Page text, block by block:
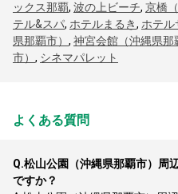
ックス那覇, 波の上ビーチ, 京橋
テル&スパ, ホテルまるき, ホテル
県那覇市） , 神宮会館（沖縄県那
市） , シネマパレット
よくある質問
Q.松山公園（沖縄県那覇市）周
ですか？